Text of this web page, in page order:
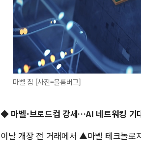
마벨 칩 [사진=블룸버그]
◆ 마벨·브로드컴 강세…AI 네트워킹 기
이날 개장 전 거래에서 ▲마벨 테크놀로